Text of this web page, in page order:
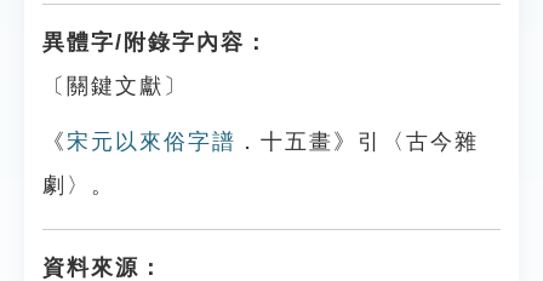
異體字/附錄字內容：
〔關鍵文獻〕
《宋元以來俗字譜 ．十五畫》引〈古今雜
劇〉。
資料來源：